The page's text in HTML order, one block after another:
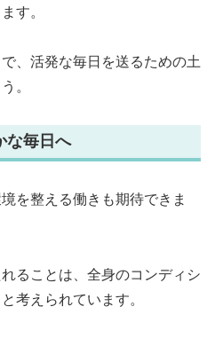
す。
、活発な毎日を送るための土
。
な毎日へ
を整える働きも期待できま
ることは、全身のコンディシ
考えられています。